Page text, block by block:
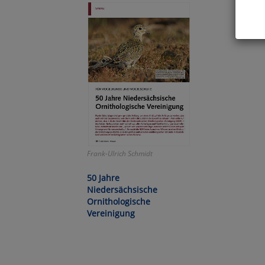
Frank-Ulrich Schmidt
50 Jahre
Niedersächsische
Ornithologische
Vereinigung